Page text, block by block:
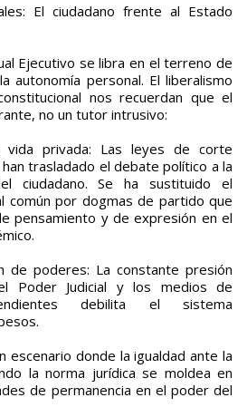
El ciudadano frente al Estado
Ejecutivo se libra en el terreno de
autonomía personal. El liberalismo
nos recuerdan que el
no un tutor intrusivo:
vida privada: Las leyes de corte
trasladado el debate político a la
ciudadano. Se ha sustituido el
común por dogmas de partido que
pensamiento y de expresión en el
de poderes: La constante presión
Poder Judicial y los medios de
debilita el sistema
escenario donde la igualdad ante la
la norma jurídica se moldea en
de permanencia en el poder del